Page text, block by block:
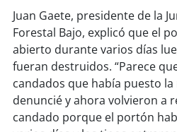
soy chillán
soy sancarlos
soytalcahuano
Juan Gaete, presidente de la
Forestal Bajo, explicó que el
abierto durante varios días
fueran destruidos. “Parece
candados que había puesto
denuncié y ahora volvieron a
candado porque el portón